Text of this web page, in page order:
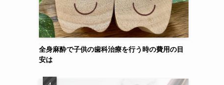
全身麻酔で子供の歯科治療を行う時の費用の目
安は